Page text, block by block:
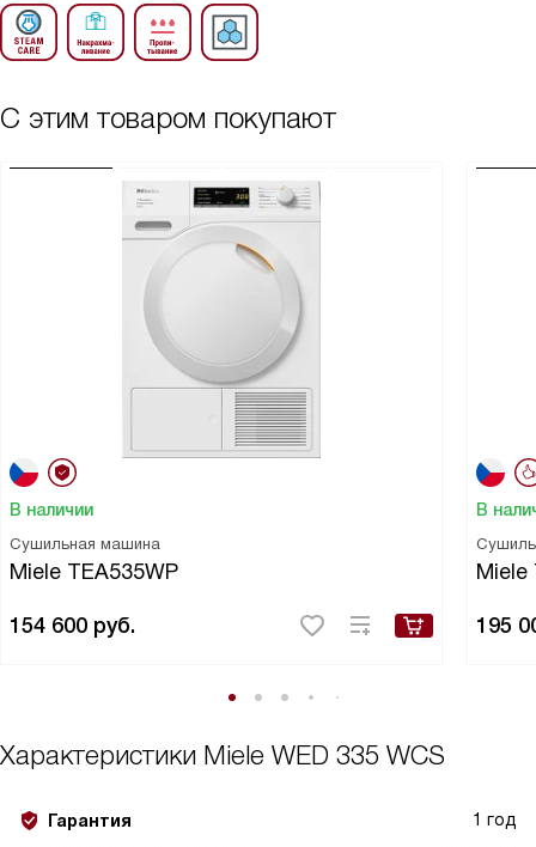
С этим товаром покупают
В наличии
Сушильная машина
Miele TEA535WP
154 600 руб.
В
Miele
195
Характеристики Miele WED 335 WCS
Гарантия 1 год